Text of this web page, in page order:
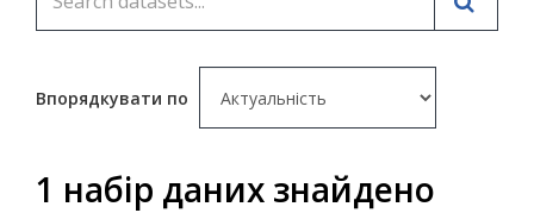
Впорядкувати по
1 набір даних знайдено